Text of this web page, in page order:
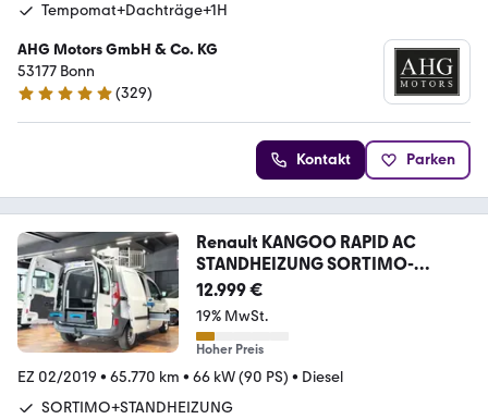
Tempomat+Dachträge+1H
AHG Motors GmbH & Co. KG
53177 Bonn
4.8 Sterne
(329)
Kontakt Parken
Renault KANGOO RAPID AC
STANDHEIZUNG SORTIMO-
WERKSTATTAU
12.999 €
19% MwSt.
Hoher Preis
EZ 02/2019 • 65.770 km • 66 kW (90 PS) • Diesel
SORTIMO+STANDHEIZUNG